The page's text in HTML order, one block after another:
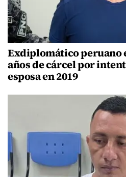
Exdiplomático peruano
años de cárcel por
esposa en 2019